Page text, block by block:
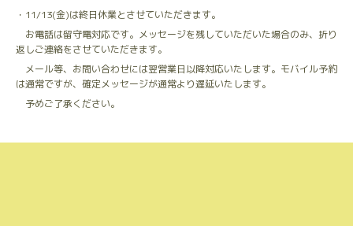
・11/13(金)は終日休業とさせていただきます。
お電話は留守電対応です。メッセージを残していただいた場合のみ、折り
返しご連絡をさせていただきます。
メール等、お問い合わせには翌営業日以降対応いたします。モバイル予約
は通常ですが、確定メッセージが通常より遅延いたします。
予めご了承ください。